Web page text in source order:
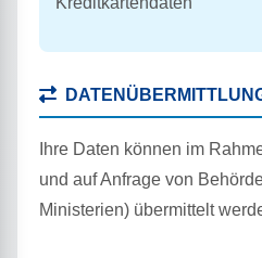
Ihre Daten können im
und auf Anfrage von
Ministerien) übermittelt